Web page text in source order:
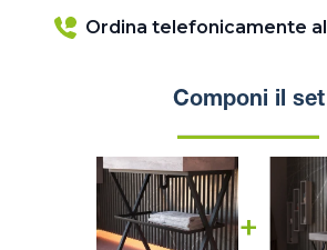
Ordina telefonicamente al
Componi il set
+